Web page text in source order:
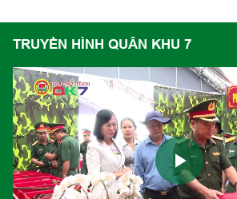
danh tính hài cốt liệt sĩ
TRUYỀN HÌNH QUÂN KHU 7
Play